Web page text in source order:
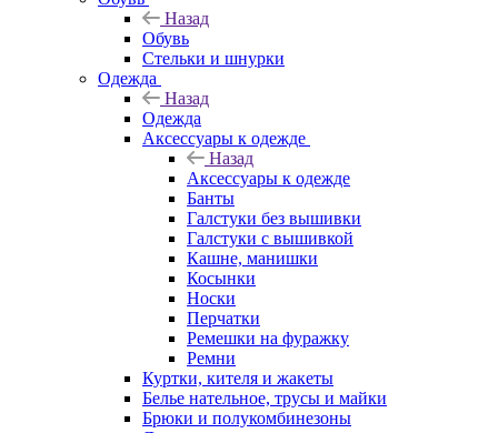
Назад
Обувь
Стельки и шнурки
Одежда
Назад
Одежда
Аксессуары к одежде
Назад
Аксессуары к одежде
Банты
Галстуки без вышивки
Галстуки с вышивкой
Кашне, манишки
Косынки
Носки
Перчатки
Ремешки на фуражку
Ремни
Куртки, кителя и жакеты
Белье нательное, трусы и майки
Брюки и полукомбинезоны